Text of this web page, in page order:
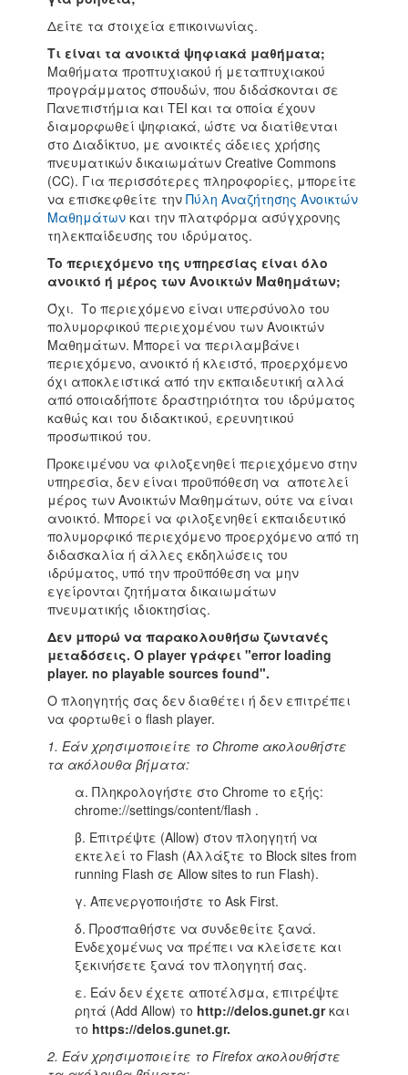
Δείτε τα στοιχεία επικοινωνίας.
Τι είναι τα ανοικτά ψηφιακά μαθήματα;
Μαθήματα προπτυχιακού ή μεταπτυχιακού
προγράμματος σπουδών, που διδάσκονται σε
Πανεπιστήμια και ΤΕΙ και τα οποία έχουν
διαμορφωθεί ψηφιακά, ώστε να διατίθενται
στο Διαδίκτυο, με ανοικτές άδειες χρήσης
πνευματικών δικαιωμάτων Creative Commons
(CC). Για περισσότερες πληροφορίες, μπορείτε
να επισκεφθείτε τηνΠύλη Αναζήτησης Ανοικτών
Μαθημάτων και την πλατφόρμα ασύγχρονης
τηλεκπαίδευσης του ιδρύματος.
To περιεχόμενο της υπηρεσίας είναι όλο
ανοικτό ή μέρος των Ανοικτών Μαθημάτων;
Όχι. Το περιεχόμενο είναι υπερσύνολο του
πολυμορφικού περιεχομένου των Ανοικτών
Μαθημάτων. Μπορεί να περιλαμβάνει
περιεχόμενο, ανοικτό ή κλειστό, προερχόμενο
όχι αποκλειστικά από την εκπαιδευτική αλλά
από οποιαδήποτε δραστηριότητα του ιδρύματος
καθώς και του διδακτικού, ερευνητικού
προσωπικού του.
Προκειμένου να φιλοξενηθεί περιεχόμενο στην
υπηρεσία, δεν είναι προϋπόθεση να αποτελεί
μέρος των Ανοικτών Μαθημάτων, ούτε να είναι
ανοικτό. Μπορεί να φιλοξενηθεί εκπαιδευτικό
πολυμορφικό περιεχόμενο προερχόμενο από τη
διδασκαλία ή άλλες εκδηλώσεις του
ιδρύματος, υπό την προϋπόθεση να μην
εγείρονται ζητήματα δικαιωμάτων
πνευματικής ιδιοκτησίας.
Δεν μπορώ να παρακολουθήσω ζωντανές
μεταδόσεις. Ο player γράφει "error loading
player. no playable sources found".
Ο πλοηγητής σας δεν διαθέτει ή δεν επιτρέπει
να φορτωθεί ο flash player.
1. Εάν χρησιμοποιείτε το Chrome ακολουθήστε
τα ακόλουθα βήματα:
α. Πληκρολογήστε στο Chrome το εξής:
chrome://settings/content/flash .
β. Επιτρέψτε (Allow) στον πλοηγητή να
εκτελεί το Flash (Αλλάξτε το Block sites from
running Flash σε Allow sites to run Flash).
γ. Απενεργοποιήστε το Ask First.
δ. Προσπαθήστε να συνδεθείτε ξανά.
Ενδεχομένως να πρέπει να κλείσετε και
ξεκινήσετε ξανά τον πλοηγητή σας.
ε. Εάν δεν έχετε αποτέλσμα, επιτρέψτε
ρητά (Add Allow) το http://delos.gunet.grκαι
το https://delos.gunet.gr.
2. Εάν χρησιμοποιείτε το Firefox ακολουθήστε